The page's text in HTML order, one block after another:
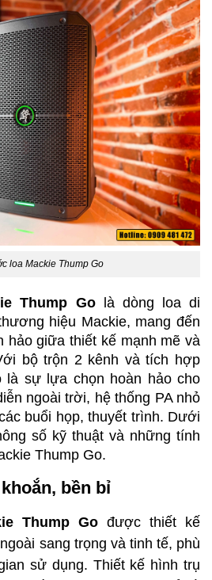
loa Mackie Thump Go
Thump Go là dòng loa di
hiệu Mackie, mang đến
hảo giữa thiết kế mạnh mẽ và
bộ trộn 2 kênh và tích hợp
là sự lựa chọn hoàn hảo cho
ngoài trời, hệ thống PA nhỏ
buổi họp, thuyết trình. Dưới
số kỹ thuật và những tính
Thump Go.
bền bỉ
Thump Go được thiết kế
sang trọng và tinh tế, phù
sử dụng. Thiết kế hình trụ